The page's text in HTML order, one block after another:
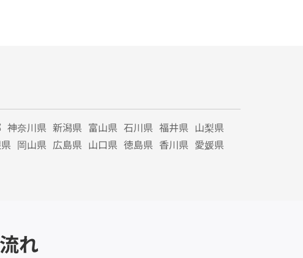
神奈川県 新潟県 富山県 石川県 福井県 山梨県
岡山県 広島県 山口県 徳島県 香川県 愛媛県
れ